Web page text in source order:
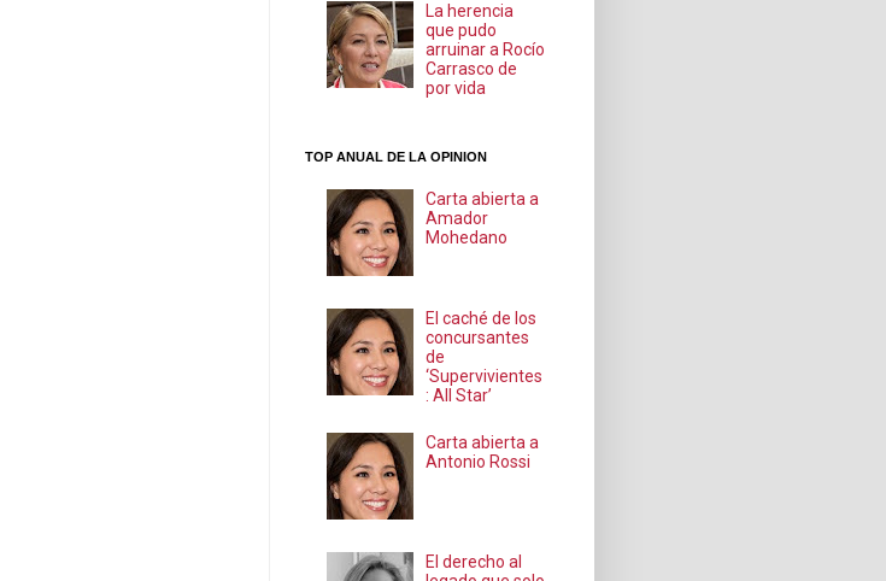
La herencia
que pudo
arruinar a Rocío
Carrasco de
por vida
TOP ANUAL DE LA OPINION
Carta abierta a
Amador
Mohedano
El caché de los
concursantes
de
‘Supervivientes
: All Star’
Carta abierta a
Antonio Rossi
El derecho al